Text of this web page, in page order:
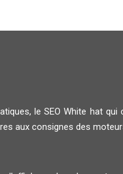
le SEO White hat
aux consignes des